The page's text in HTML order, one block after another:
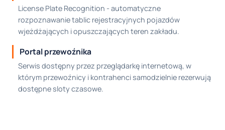
License Plate Recognition - automatyczne
rozpoznawanie tablic rejestracyjnych pojazdów
wjeżdżających i opuszczających teren zakładu.
Portal przewoźnika
Serwis dostępny przez przeglądarkę internetową, w
którym przewoźnicy i kontrahenci samodzielnie rezerwują
dostępne sloty czasowe.